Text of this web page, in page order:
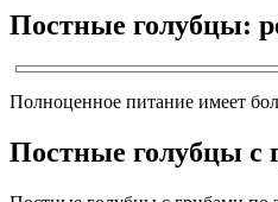
Постные голубцы:
Полноценное питание имеет
Постные голубцы с